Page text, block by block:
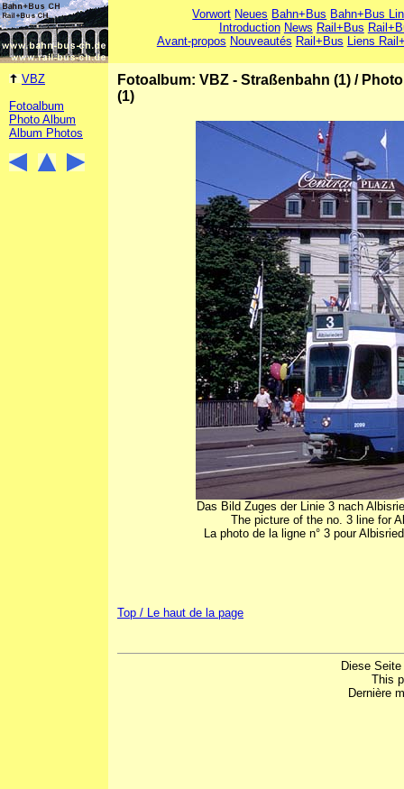
Vorwort Neues Bahn+Bus Bahn+Bus
Introduction News Rail+Bus
Avant-propos Nouveautés Rail+Bus Liens
VBZ
Fotoalbum
Photo Album
Album Photos
Fotoalbum: VBZ - Straßenbahn (1) /
(1)
Das Bild Zuges der Linie 3 nach
The picture of the no. 3 line for
La photo de la ligne n° 3 pour
Top / Le haut de la page
Diese
This
Dernière